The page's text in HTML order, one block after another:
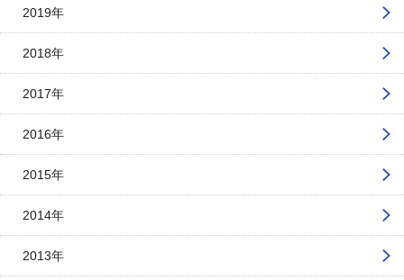
2019年
2018年
2017年
2016年
2015年
2014年
2013年